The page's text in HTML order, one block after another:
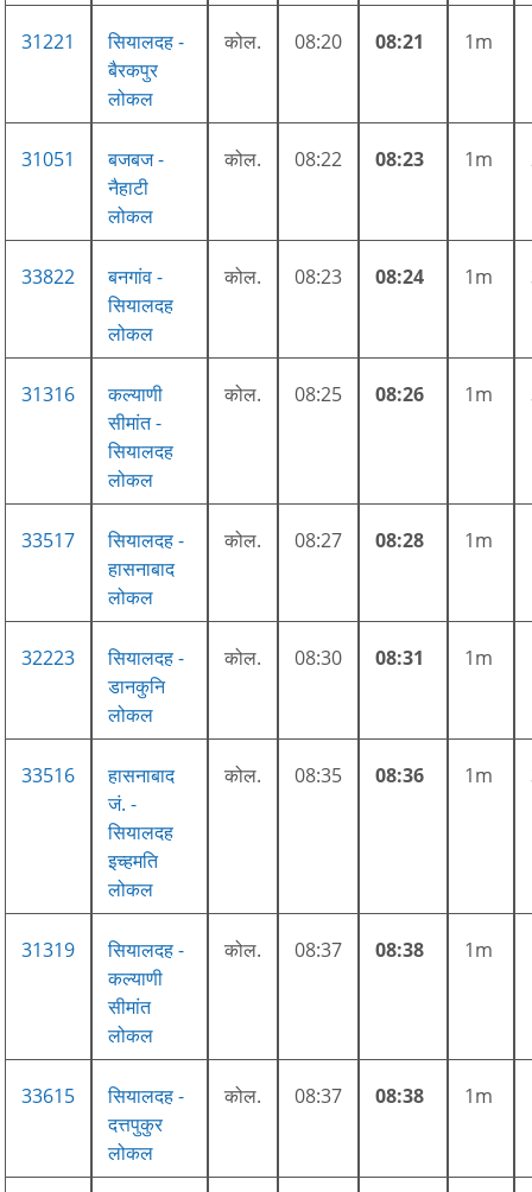
31221
सियालदह -
बैरकपुर
लोकल
कोल. 08:20 08:21 1m
31051
बजबज -
नैहाटी
लोकल
कोल. 08:22 08:23 1m
33822
बनगांव -
सियालदह
लोकल
कोल. 08:23 08:24 1m
31316
कल्याणी
सीमांत -
सियालदह
लोकल
कोल. 08:25 08:26 1m
33517
सियालदह -
हासनाबाद
लोकल
कोल. 08:27 08:28 1m
32223
सियालदह -
डानकुनि
लोकल
कोल. 08:30 08:31 1m
33516
हासनाबाद
जं. -
सियालदह
इच्हमति
लोकल
कोल. 08:35 08:36 1m
31319
सियालदह -
कल्याणी
सीमांत
लोकल
कोल. 08:37 08:38 1m
33615
सियालदह -
दत्तपुकुर
लोकल
कोल. 08:37 08:38 1m